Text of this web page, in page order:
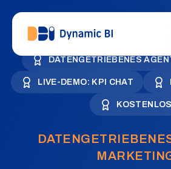
DBI Analytics — Power BI
DATENGETRIEBENES
LIVE-DEMO: KPI CHAT
KOSTENLOS